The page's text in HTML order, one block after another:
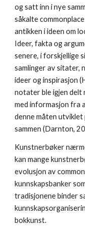
og satt inn i nye
såkalte
antikken i ideen om
Ideer, fakta og
senere, i forskjellige
samlinger av sitater,
ideer og inspirasjon
notater ble igjen delt
med informasjon fra
denne måten
sammen (Darnton,
Kunstnerbøker
kan mange
evolusjon av
kunnskapsbanker
tradisjonene binder
bokkunst.